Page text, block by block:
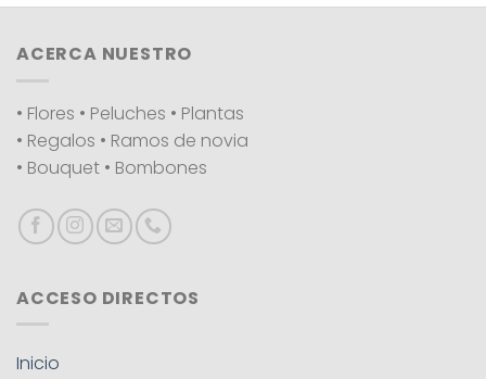
ACERCA NUESTRO
• Flores • Peluches • Plantas
• Regalos • Ramos de novia
• Bouquet • Bombones
ACCESO DIRECTOS
Inicio